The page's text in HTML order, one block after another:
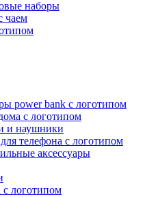
наборы
чаем
power bank с логотипом
с логотипом
и наушники
телефона с логотипом
аксессуары
с логотипом